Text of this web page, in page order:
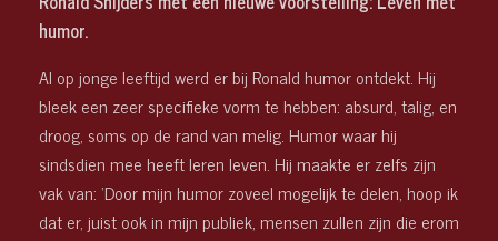
humor.
Al op jonge leeftijd werd er bij Ronald humor ontdekt. Hij
bleek een zeer specifieke vorm te hebben: absurd, talig, en
droog, soms op de rand van melig. Humor waar hij
sindsdien mee heeft leren leven. Hij maakte er zelfs zijn
vak van: ‘Door mijn humor zoveel mogelijk te delen, hoop ik
dat er, juist ook in mijn publiek, mensen zullen zijn die erom